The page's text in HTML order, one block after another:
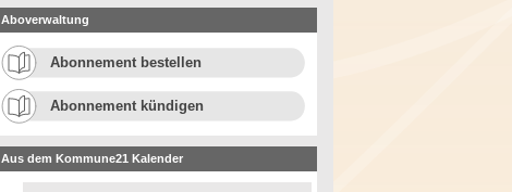
Aboverwaltung
Abonnement bestellen
Abonnement kündigen
Aus dem Kommune21 Kalender